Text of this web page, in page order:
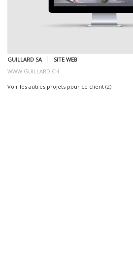
GUILLARD SA
SITE WEB
WWW.GUILLARD.CH
Voir les autres projets pour ce client (2)